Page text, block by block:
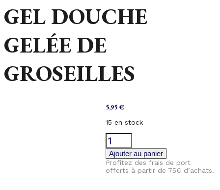
GEL DOUCHE
GELÉE DE
GROSEILLES
5,95€
15 en stock
quantité
de
Gel
douche
Gelée
Ajouter au panier
Profitez des frais de port
offerts à partir de 75€ d’achats.